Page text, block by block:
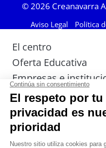
© 2026 Creanavarra
Aviso Legal Política
El centro
Oferta Educativa
Empresas e
Actualidad
Admisión
Estudiantes
Contacto